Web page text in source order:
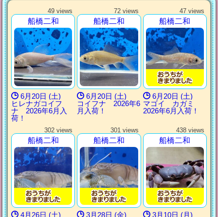
49 views
船橋二和
6月20日 (土)
ヒレナガコイフ
ナ 2026年6月入
荷！
72 views
船橋二和
6月20日 (土)
コイフナ 2026年6
月入荷！
47 views
船橋二和
6月20日 (土)
マゴイ カガミ
2026年6月入荷！
302 views
船橋二和
4月26日 (土)
301 views
船橋二和
3月28日 (金)
438 views
船橋二和
3月10日 (月)